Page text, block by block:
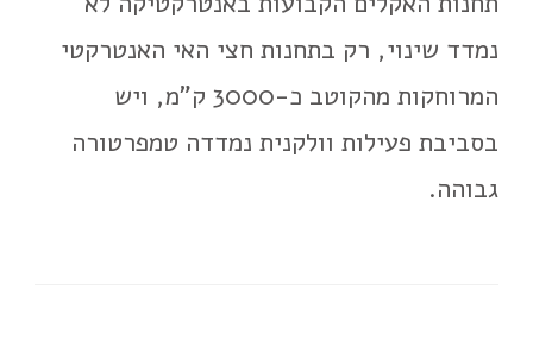
נמדד שינוי, רק בתחנות חצי האי האנטרקטי
המרוחקות מהקוטב כ-3000 ק"מ, ויש
בסביבת פעילות וולקנית נמדדה טמפרטורה
גבוהה.